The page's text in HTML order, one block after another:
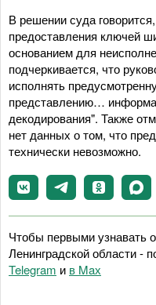
В решении суда
предоставления ключей
основанием для
подчеркивается, что
исполнять
представлению…
декодирования". Также
нет данных о том, что
технически невозможно.
Чтобы первыми узнавать
Ленинградской области -
Telegram и в Maх